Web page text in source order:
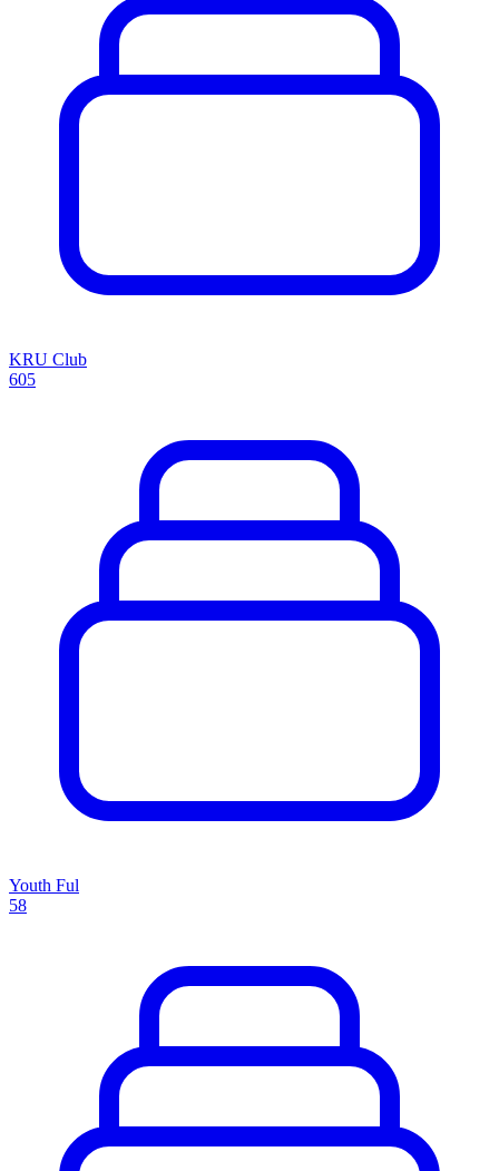
KRU Club
605
Youth Ful
58